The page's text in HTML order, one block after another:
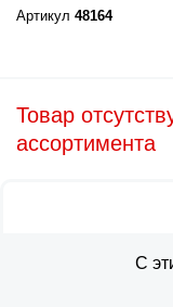
Артикул 48164
Товар
ассортимента
С